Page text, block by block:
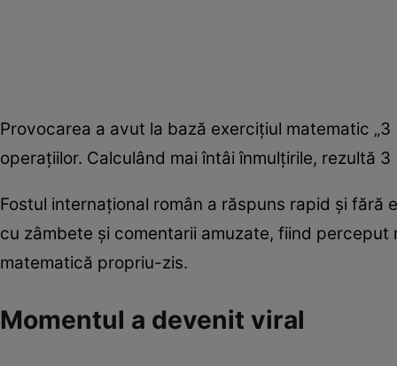
Provocarea a avut la bază exercițiul matematic
operațiilor. Calculând mai întâi înmulțirile, rezultă
Fostul internațional român a răspuns rapid și
cu zâmbete și comentarii amuzate, fiind
matematică propriu-zis.
Momentul a devenit viral